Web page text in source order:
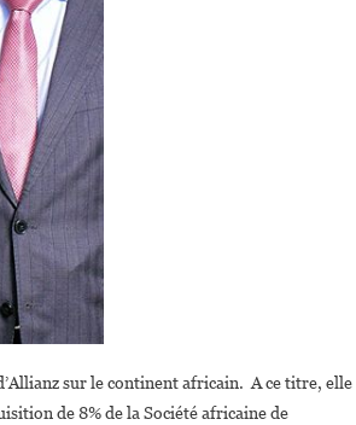
sur le continent africain. A ce titre, elle
de 8% de la Société africaine de